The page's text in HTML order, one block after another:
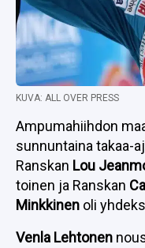
KUVA: ALL OVER PRESS
Ampumahiihdon
sunnuntaina takaa-
Ranskan Lou
toinen ja Ranskan
Minkkinen oli
Venla Lehtonen